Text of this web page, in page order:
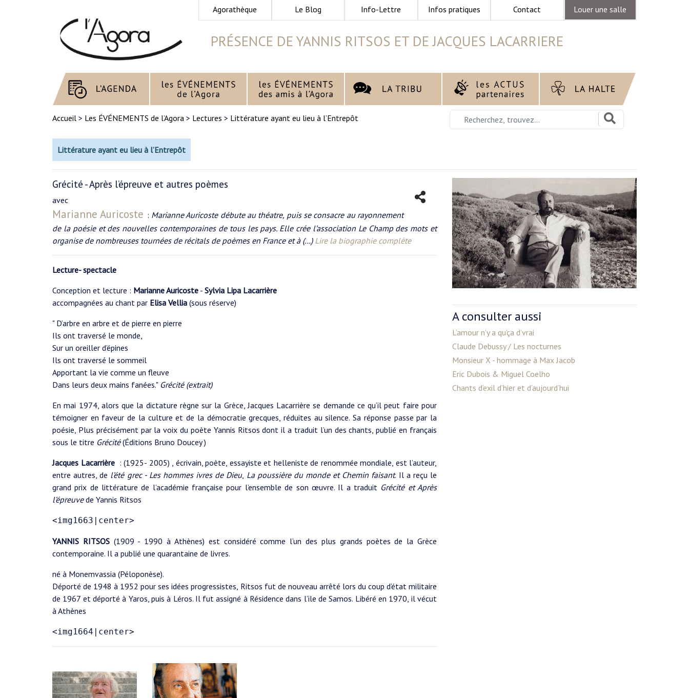
Agorathèque Le Blog Info-Lettre Infos pratiques Contact Louer une salle
PRÉSENCE DE YANNIS RITSOS ET DE JACQUES LACARRIERE
Accueil > Les ÉVÉNEMENTS de l’Agora > Lectures > Littérature ayant eu lieu à l’Entrepôt
Littérature ayant eu lieu à l’Entrepôt
Grécité - Après l’épreuve et autres poèmes
avec
Marianne Auricoste : Marianne Auricoste débute au théatre, puis se consacre au rayonnement
de la poésie et des nouvelles contemporaines de tous les pays. Elle crée l’association Le Champ des mots et
organise de nombreuses tournées de récitals de poèmes en France et à (…) Lire la biographie complète
Lecture- spectacle
Conception et lecture : Marianne Auricoste - Sylvia Lipa Lacarrière
accompagnées au chant par Elisa Vellia (sous réserve)
" D’arbre en arbre et de pierre en pierre
Ils ont traversé le monde,
Sur un oreiller d’épines
Ils ont traversé le sommeil
Apportant la vie comme un fleuve
Dans leurs deux mains fanées." Grécité (extrait)
En mai 1974, alors que la dictature règne sur la Grèce, Jacques Lacarrière se demande ce qu’il peut faire pour
témoigner en faveur de la culture et de la démocratie grecques, réduites au silence. Sa réponse passe par la
poésie, Plus précisément par la voix du poète Yannis Ritsos dont il a traduit l’un des chants, publié en français
sous le titre Grécité(Éditions Bruno Doucey )
Jacques Lacarrière : (1925- 2005) , écrivain, poète, essayiste et helleniste de renommée mondiale, est l’auteur,
entre autres, de l’été grec - Les hommes ivres de Dieu, La poussière du monde et Chemin faisant. Il a reçu le
grand prix de littérature de l’académie française pour l’ensemble de son œuvre. Il a traduit Grécité et Après
l’épreuvede Yannis Ritsos
<img1663|center>
YANNIS RITSOS(1909 - 1990 à Athènes) est considéré comme l’un des plus grands poètes de la Grèce
contemporaine. Il a publié une quarantaine de livres.
né à Monemvassia (Péloponèse).
Déporté de 1948 à 1952 pour ses idées progressistes, Ritsos fut de nouveau arrêté lors du coup d’état militaire
de 1967 et déporté à Yaros, puis à Léros. Il fut assigné à Résidence dans l’ile de Samos. Libéré en 1970, il vécut
à Athènes
<img1664|center>
A consulter aussi
L’amour n’y a qu’ça d’vrai
Claude Debussy / Les nocturnes
Monsieur X - hommage à Max Jacob
Eric Dubois & Miguel Coelho
Chants d’exil d’hier et d’aujourd’hui